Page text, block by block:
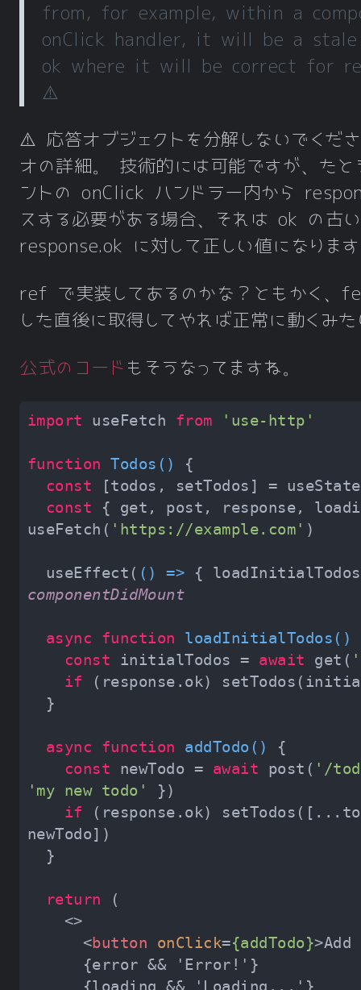
from, for example, within a
onClick handler, it will be a
ok where it will be correct for
️️⚠️
⚠️ 応答オブジェクトを分解しないでくだ
オの詳細。 技術的には可能ですが、たと
ントの onClick ハンドラー内から
スする必要がある場合、それは ok の古
response.ok に対して正しい値になりま
ref で実装してあるのかな？ともかく
した直後に取得してやれば正常に動くみ
公式のコード もそうなってますね。
import useFetch from 'use-http'
function Todos ( )
const
const { get, post, response,
useFetch( 'https://example.com'
  useEffect(
() => {
componentDidMount
async function loadInitialTodos ( )
const initialTodos = await get(
if
async function addTodo ( )
const newTodo = await post( '/
'my new todo'
if (response.ok)
return
<>
<button onClick={addTodo}>Add